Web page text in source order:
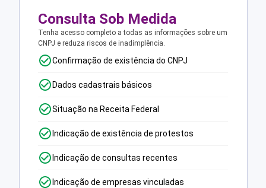
Consulta Sob Medida
Tenha acesso completo a todas as informações sobre um
CNPJ e reduza riscos de inadimplência.
Confirmação de existência do CNPJ
Dados cadastrais básicos
Situação na Receita Federal
Indicação de existência de protestos
Indicação de consultas recentes
Indicação de empresas vinculadas